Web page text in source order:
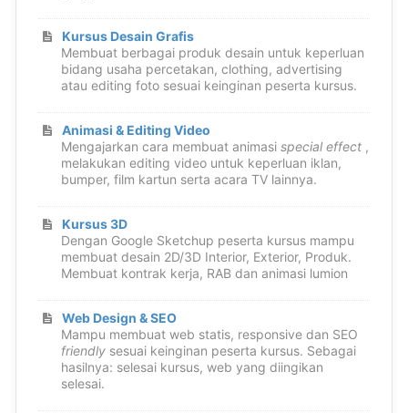
Kursus Desain Grafis
Membuat berbagai produk desain untuk keperluan
bidang usaha percetakan, clothing, advertising
atau editing foto sesuai keinginan peserta kursus.
Animasi & Editing Video
Mengajarkan cara membuat animasi special effect ,
melakukan editing video untuk keperluan iklan,
bumper, film kartun serta acara TV lainnya.
Kursus 3D
Dengan Google Sketchup peserta kursus mampu
membuat desain 2D/3D Interior, Exterior, Produk.
Membuat kontrak kerja, RAB dan animasi lumion
Web Design & SEO
Mampu membuat web statis, responsive dan SEO
friendly sesuai keinginan peserta kursus. Sebagai
hasilnya: selesai kursus, web yang diingikan
selesai.